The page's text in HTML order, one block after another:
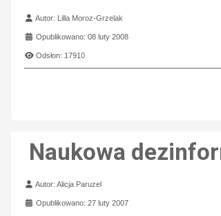
Szczegóły
Autor: Lilla Moroz-Grzelak
Opublikowano: 08 luty 2008
Odsłon: 17910
Naukowa
Szczegóły
Autor:Alicja Paruzel
Opublikowano: 27 luty 2007